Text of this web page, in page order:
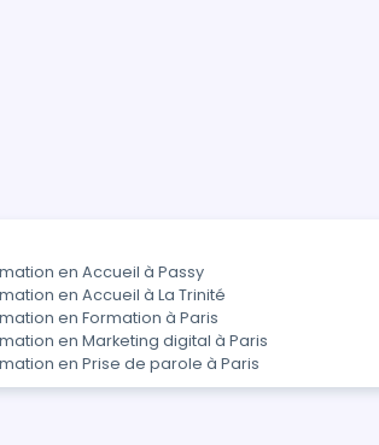
en Accueil à Passy
en Accueil à La Trinité
en Formation à Paris
en Marketing digital à Paris
en Prise de parole à Paris